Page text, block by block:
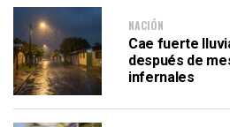
NACIÓN
Cae fuerte
después de
infernales